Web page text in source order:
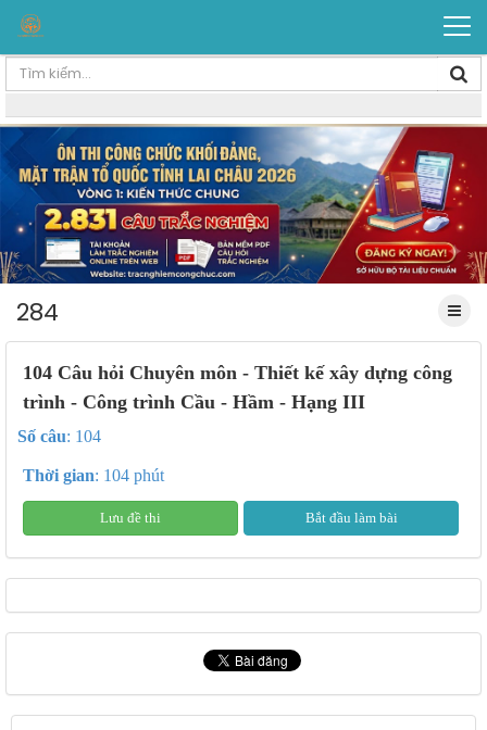
284
104 Câu hỏi Chuyên môn - Thiết kế xây dựng công
trình - Công trình Cầu - Hầm - Hạng III
Số câu: 104
Thời gian: 104 phút
Lưu đề thi Bắt đầu làm bài